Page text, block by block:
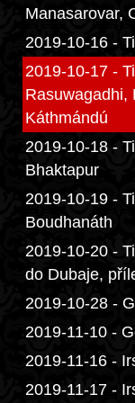
Manasarovar,
2019-10-16 -
2019-10-17 -
Rasuwagadhi,
Káthmándú
2019-10-18 -
Bhaktapur
2019-10-19 -
Boudhanáth
2019-10-20 -
do Dubaje,
2019-10-28 -
2019-11-10 -
2019-11-16 -
2019-11-17 -